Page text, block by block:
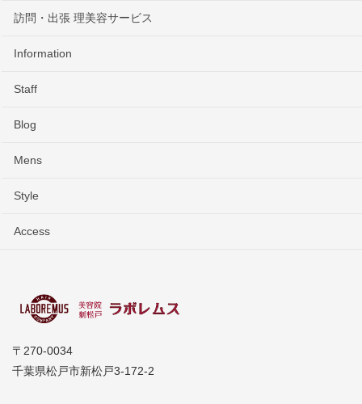
訪問・出張 理美容サービス
Information
Staff
Blog
Mens
Style
Access
〒270-0034
千葉県松戸市新松戸3-172-2